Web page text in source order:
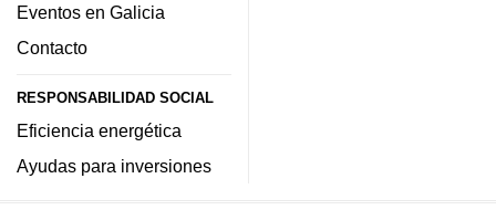
Eventos en Galicia
Contacto
RESPONSABILIDAD SOCIAL
Eficiencia energética
Ayudas para inversiones